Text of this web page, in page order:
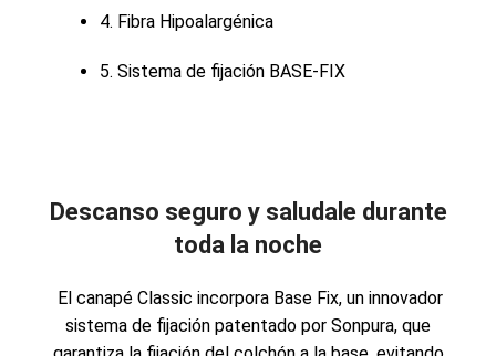
4. Fibra Hipoalargénica
5. Sistema de fijación BASE-FIX
Descanso seguro y saludale durante
toda la noche
El canapé Classic incorpora Base Fix, un innovador
sistema de fijación patentado por Sonpura, que